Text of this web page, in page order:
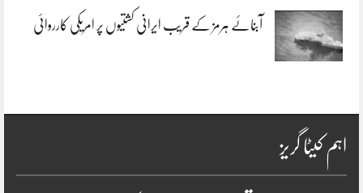
آبنائے ہرمز کے قریب ایرانی کشتیوں پر امریکی کارروائی
اہم کیٹا گریز